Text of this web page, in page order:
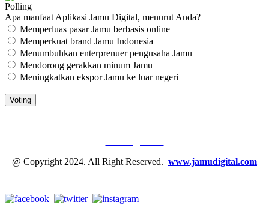
Polling
Apa manfaat Aplikasi Jamu Digital, menurut Anda?
Memperluas pasar Jamu berbasis online
Memperkuat brand Jamu Indonesia
Menumbuhkan enterprenuer pengusaha Jamu
Mendorong gerakkan minum Jamu
Meningkatkan ekspor Jamu ke luar negeri
@ Copyright 2024. All Right Reserved. www.jamudigital.com